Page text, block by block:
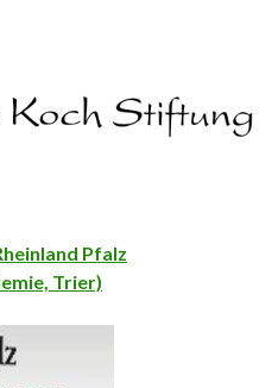
Pfalz
Trier)